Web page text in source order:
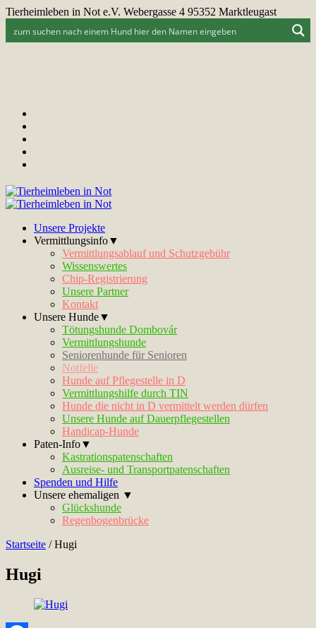
Tierheimleben in Not e.V. Webergasse 4 95352 Marktleugast
Unsere Projekte
Vermittlungsinfo▼
Vermittlungsablauf und Schutzgebühr
Wissenswertes
Chip-Registrierung
Unsere Partner
Kontakt
Unsere Hunde▼
Tötungshunde Dombovár
Vermittlungshunde
Seniorenhunde für Senioren
Notfelle
Hunde auf Pflegestelle in D
Vermittlungshilfe durch TIN
Hunde die nicht in D vermittelt werden dürfen
Unsere Hunde auf Dauerpflegestellen
Handicap-Hunde
Paten-Info▼
Kastrationspatenschaften
Ausreise- und Transportpatenschaften
Spenden und Hilfe
Unsere ehemaligen ▼
Glückshunde
Regenbogenbrücke
Startseite /Hugi
Hugi